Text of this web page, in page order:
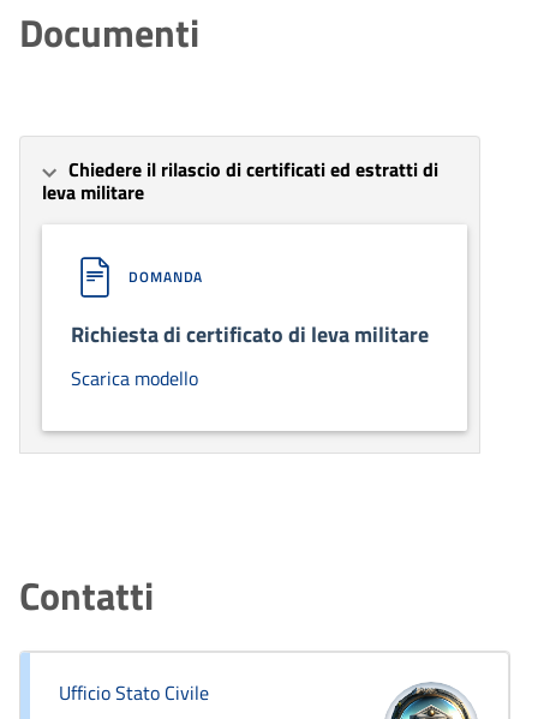
Documenti
Chiedere il rilascio di certificati ed estratti di
leva militare
DOMANDA
Richiesta di certificato di leva militare
Scarica modello
Contatti
Ufficio Stato Civile